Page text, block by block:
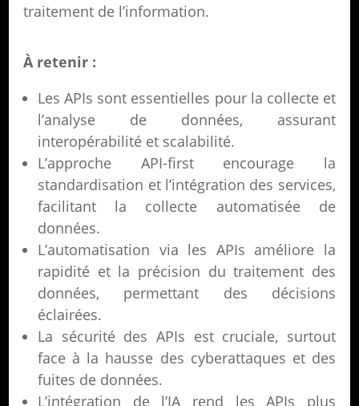
traitement de l’information.
À retenir :
Les APIs sont essentielles pour la collecte et
l’analyse de données, assurant
interopérabilité et scalabilité.
L’approche API-first encourage la
standardisation et l’intégration des services,
facilitant la collecte automatisée de
données.
L’automatisation via les APIs améliore la
rapidité et la précision du traitement des
données, permettant des décisions
éclairées.
La sécurité des APIs est cruciale, surtout
face à la hausse des cyberattaques et des
fuites de données.
L’intégration de l’IA rend les APIs plus